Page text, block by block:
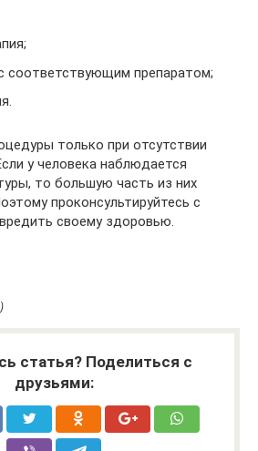
соответствующим препаратом;
только при отсутствии
у человека наблюдается
то большую часть из них
проконсультируйтесь с
своему здоровью.
)
статья? Поделиться с
друзьями: